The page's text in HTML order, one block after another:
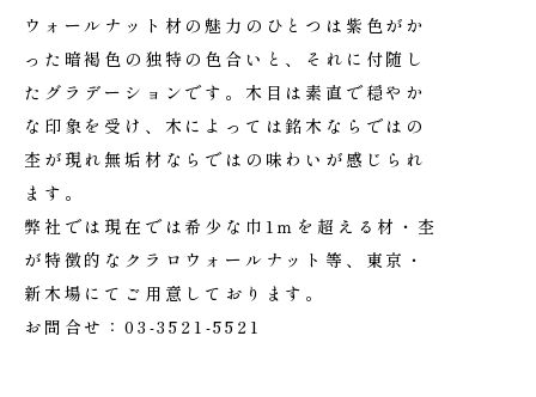
ウォールナット材の魅力のひとつは紫色がか
った暗褐色の独特の色合いと、それに付随し
たグラデーションです。木目は素直で穏やか
な印象を受け、木によっては銘木ならではの
杢が現れ無垢材ならではの味わいが感じられ
ます。
弊社では現在では希少な巾1ｍを超える材・杢
が特徴的なクラロウォールナット等、東京・
新木場にてご用意しております。
お問合せ：03-3521-5521